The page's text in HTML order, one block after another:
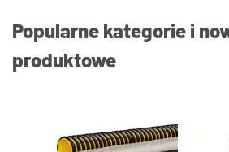
Popularne kategorie i
produktowe